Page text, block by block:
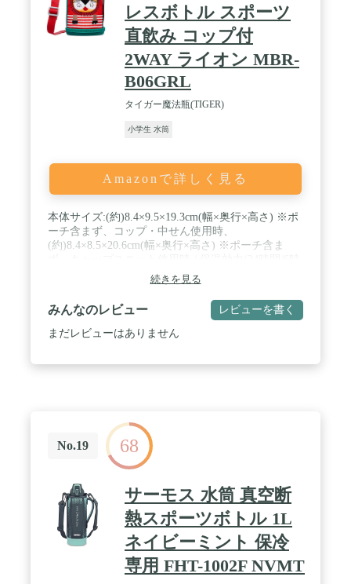
レスボトル スポーツ
直飲み コップ付
2WAY ライオン MBR-
B06GRL
タイガー魔法瓶(TIGER)
小学生 水筒
Amazonで詳しく見る
本体サイズ:(約)8.4×9.5×19.3cm(幅×奥行×高さ) ※ポ
ーチ含まず、コップ・中せん使用時、
(約)8.4×8.5×20.6cm(幅×奥行×高さ) ※ポーチ含ま
間)=45℃以上/73℃以上 ※保温効力とは室温20度±2
度において、製品に熱湯を満たし、縦置きにした状
態で湯温が95度±1度のときから6時間放置した場合
におけるその湯の温度です。 / 保冷効力(6時間)=8℃
以下 ※保冷効力とは、室温20度±2度において、製
続きを見る
みんなのレビュー レビューを書く
まだレビューはありません
No.19 68
サーモス 水筒 真空断
熱スポーツボトル 1L
ネイビーミント 保冷
専用 FHT-1002F NVMT